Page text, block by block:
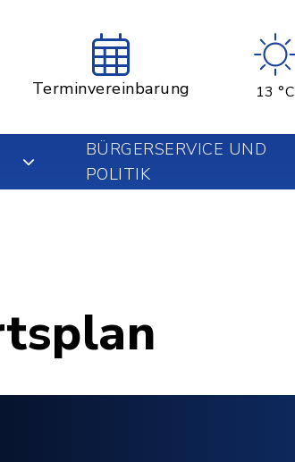
Terminvereinbarung 13 °C
BÜRGERSERVICE UND
POLITIK